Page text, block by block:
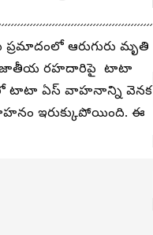
ఆరుగురు మృతి
జాతీయ రహదారిపై టాటా
టాటా ఏస్ వాహనాన్ని వెనక
ఇరుక్కుపోయింది. ఈ